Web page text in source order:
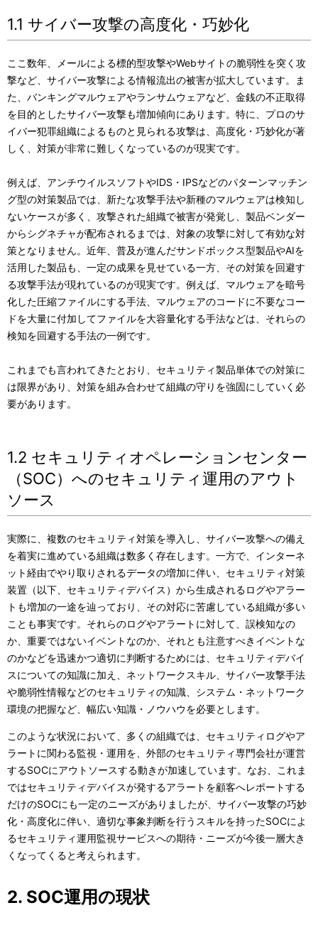
1.1 サイバー攻撃の高度化・巧妙化
ここ数年、メールによる標的型攻撃やWebサイトの脆弱性を突く攻
撃など、サイバー攻撃による情報流出の被害が拡大しています。ま
た、バンキングマルウェアやランサムウェアなど、金銭の不正取得
を目的としたサイバー攻撃も増加傾向にあります。特に、プロのサ
イバー犯罪組織によるものと見られる攻撃は、高度化・巧妙化が著
しく、対策が非常に難しくなっているのが現実です。
例えば、アンチウイルスソフトやIDS・IPSなどのパターンマッチン
グ型の対策製品では、新たな攻撃手法や新種のマルウェアは検知し
ないケースが多く、攻撃された組織で被害が発覚し、製品ベンダー
からシグネチャが配布されるまでは、対象の攻撃に対して有効な対
策となりません。近年、普及が進んだサンドボックス型製品やAIを
活用した製品も、一定の成果を見せている一方、その対策を回避す
る攻撃手法が現れているのが現実です。例えば、マルウェアを暗号
化した圧縮ファイルにする手法、マルウェアのコードに不要なコー
ドを大量に付加してファイルを大容量化する手法などは、それらの
検知を回避する手法の一例です。
これまでも言われてきたとおり、セキュリティ製品単体での対策に
は限界があり、対策を組み合わせて組織の守りを強固にしていく必
要があります。
1.2 セキュリティオペレーションセンター
（SOC）へのセキュリティ運用のアウト
ソース
実際に、複数のセキュリティ対策を導入し、サイバー攻撃への備え
を着実に進めている組織は数多く存在します。一方で、インターネ
ット経由でやり取りされるデータの増加に伴い、セキュリティ対策
装置（以下、セキュリティデバイス）から生成されるログやアラー
トも増加の一途を辿っており、その対応に苦慮している組織が多い
ことも事実です。それらのログやアラートに対して、誤検知なの
か、重要ではないイベントなのか、それとも注意すべきイベントな
のかなどを迅速かつ適切に判断するためには、セキュリティデバイ
スについての知識に加え、ネットワークスキル、サイバー攻撃手法
や脆弱性情報などのセキュリティの知識、システム・ネットワーク
環境の把握など、幅広い知識・ノウハウを必要とします。
このような状況において、多くの組織では、セキュリティログやア
ラートに関わる監視・運用を、外部のセキュリティ専門会社が運営
するSOCにアウトソースする動きが加速しています。なお、これま
ではセキュリティデバイスが発するアラートを顧客へレポートする
だけのSOCにも一定のニーズがありましたが、サイバー攻撃の巧妙
化・高度化に伴い、適切な事象判断を行うスキルを持ったSOCによ
るセキュリティ運用監視サービスへの期待・ニーズが今後一層大き
くなってくると考えられます。
2. SOC運用の現状